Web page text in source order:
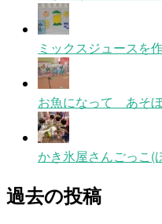
ミックスジュースを
お魚になって あそ
かき氷屋さんごっこ(
過去の投稿